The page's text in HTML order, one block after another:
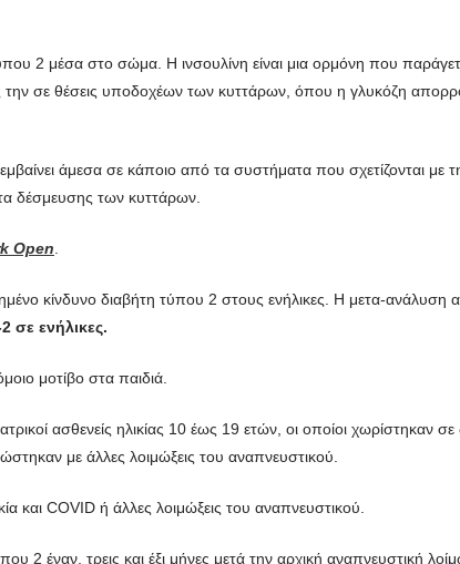
2 μέσα στο σώμα. Η ινσουλίνη είναι μια ορμόνη που
σε θέσεις υποδοχέων των κυττάρων, όπου η γλυκόζη
άμεσα σε κάποιο από τα συστήματα που σχετίζονται με
δέσμευσης των κυττάρων.
Open.
κίνδυνο διαβήτη τύπου 2 στους ενήλικες. Η μετα-ανάλυση
σε ενήλικες.
μοτίβο στα παιδιά.
ασθενείς ηλικίας 10 έως 19 ετών, οι οποίοι χωρίστηκαν
με άλλες λοιμώξεις του αναπνευστικού.
και COVID ή άλλες λοιμώξεις του αναπνευστικού.
2 έναν, τρεις και έξι μήνες μετά την αρχική αναπνευστική